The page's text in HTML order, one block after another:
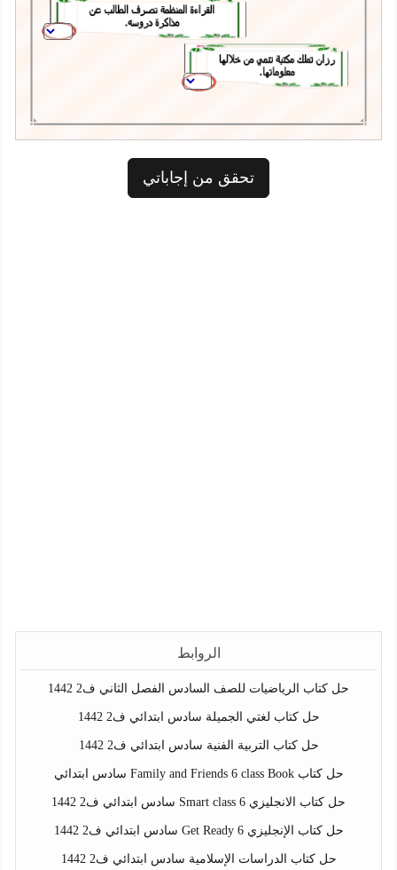
تحقق من إجاباتي
الروابط
حل كتاب الرياضيات للصف السادس الفصل الثاني ف2 1442
حل كتاب لغتي الجميلة سادس ابتدائي ف2 1442
حل كتاب التربية الفنية سادس ابتدائي ف2 1442
حل كتاب Family and Friends 6 class Book سادس ابتدائي
حل كتاب الانجليزي Smart class 6 سادس ابتدائي ف2 1442
حل كتاب الإنجليزي Get Ready 6 سادس ابتدائي ف2 1442
حل كتاب الدراسات الإسلامية سادس ابتدائي ف2 1442